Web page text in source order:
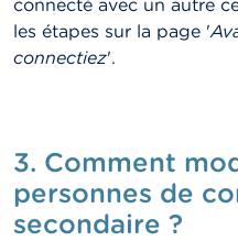
connecté avec un autre
les étapes sur la page '
connectiez'.
3. Comment
personnes de
secondaire ?